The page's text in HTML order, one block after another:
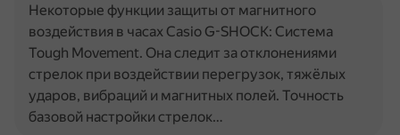
Некоторые функции защиты от магнитного
воздействия в часах Casio G-SHOCK: Система
Tough Movement. Она следит за отклонениями
стрелок при воздействии перегрузок, тяжёлых
ударов, вибраций и магнитных полей. Точность
базовой настройки стрелок…